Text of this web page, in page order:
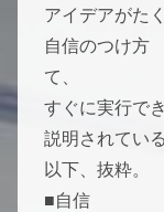
アイデアがた
自信のつけ
て、
すぐに実行で
説明されている
以下、抜粋。
■自信